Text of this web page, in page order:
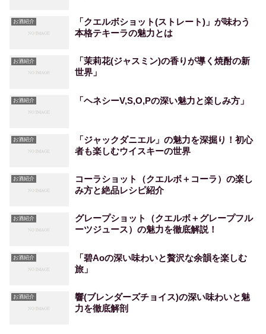
お酒紹介
「クエルボショット(ストレート)」が味わう
本格テキーラの魅力とは
お酒紹介
「茉莉花(ジャスミン)の香りが導く焼酎の新
世界」
お酒紹介 「ヘネシーV,S,O,Pの深い魅力と楽しみ方」
お酒紹介
「ジャックダニエル」の魅力を深掘り！初心
者も楽しむウイスキーの世界
お酒紹介
コーラショット（クエルボ＋コーラ）の楽し
み方と絶品レシピ紹介
お酒紹介
グレープショット（クエルボ＋グレープフル
ーツジュース）の魅力を徹底解説！
お酒紹介
「碧Aoの深い味わいと贅沢な余韻を楽しむ
旅」
お酒紹介
響(ブレンダーズチョイス)の深い味わいと魅
力を徹底解剖